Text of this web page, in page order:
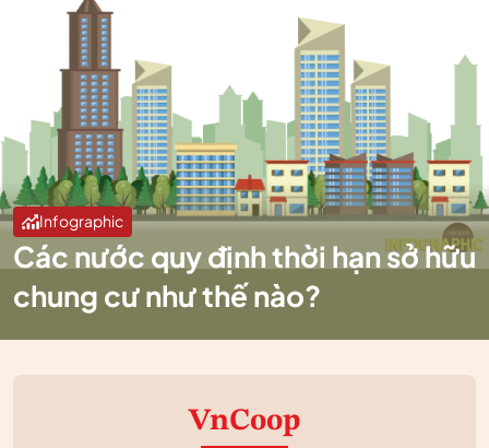
Infographic
Các nước quy định thời hạn sở hữu
chung cư như thế nào?
VnCoop